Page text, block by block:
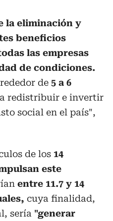
la eliminación y
beneficios
las empresas
de condiciones.
de 5 a 6
redistribuir e invertir
social en el país",
de los 14
este
entre 11.7 y 14
cuya finalidad,
sería "generar